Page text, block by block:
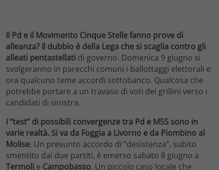
Il Pd e il Movimento Cinque Stelle fanno prove di
alleanza? Il dubbio è della Lega che si scaglia contro gli
alleati pentastellati di governo. Domenica 9 giugno si
svolgeranno in parecchi comuni i ballottaggi elettorali e
ora qualcuno teme accordi sottobanco. Qualcosa che
potrebbe portare a un travaso di voti dei grillini verso i
candidati di sinistra.
I “test” di possibili convergenze tra Pd e M5S sono in
varie realtà. Si va da Foggia a Livorno e da Piombino al
Molise. Un presunto accordo di “desistenza”, subito
smentito dai due partiti, è emerso sabato 8 giugno a
Termoli e Campobasso. Un piccolo caso locale che